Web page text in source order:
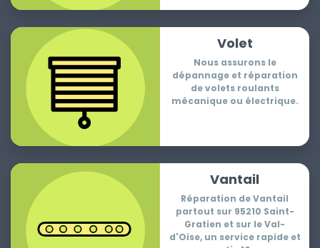
Volet
Nous assurons le
dépannage et réparation
de volets roulants
mécanique ou électrique.
Vantail
Réparation de Vantail
partout sur 95210 Saint-
Gratien et sur le Val-
d'Oise, un service rapide et